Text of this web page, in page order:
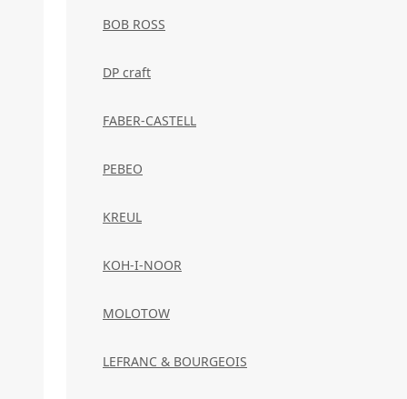
BOB ROSS
DP craft
FABER-CASTELL
PEBEO
KREUL
KOH-I-NOOR
MOLOTOW
LEFRANC & BOURGEOIS